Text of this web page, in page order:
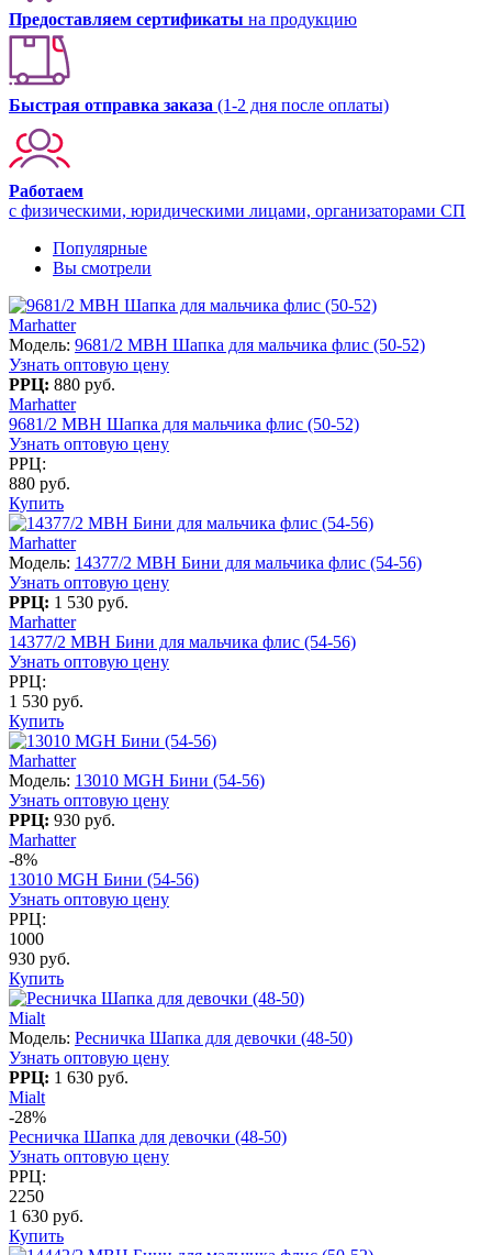
Предоставляем сертификаты на продукцию
Быстрая отправка заказа (1-2 дня после оплаты)
Работаем
с физическими, юридическими лицами, организаторами СП
Популярные
Вы смотрели
Marhatter
Модель: 9681/2 MBH Шапка для мальчика флис (50-52)
Узнать оптовую цену
РРЦ: 880 руб.
Marhatter
9681/2 MBH Шапка для мальчика флис (50-52)
Узнать оптовую цену
РРЦ:
880 руб.
Купить
Marhatter
Модель: 14377/2 MBH Бини для мальчика флис (54-56)
Узнать оптовую цену
РРЦ: 1 530 руб.
Marhatter
14377/2 MBH Бини для мальчика флис (54-56)
Узнать оптовую цену
РРЦ:
1 530 руб.
Купить
Marhatter
Модель: 13010 MGH Бини (54-56)
Узнать оптовую цену
РРЦ: 930 руб.
Marhatter
-8%
13010 MGH Бини (54-56)
Узнать оптовую цену
РРЦ:
1000
930 руб.
Купить
Mialt
Модель: Ресничка Шапка для девочки (48-50)
Узнать оптовую цену
РРЦ: 1 630 руб.
Mialt
-28%
Ресничка Шапка для девочки (48-50)
Узнать оптовую цену
РРЦ:
2250
1 630 руб.
Купить